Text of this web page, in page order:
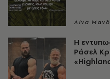
Λίνα
Η
Ράσελ